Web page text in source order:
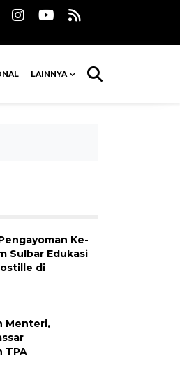
LAINNYA
Ke-
Sulbar Edukasi
di
Menteri,
TPA